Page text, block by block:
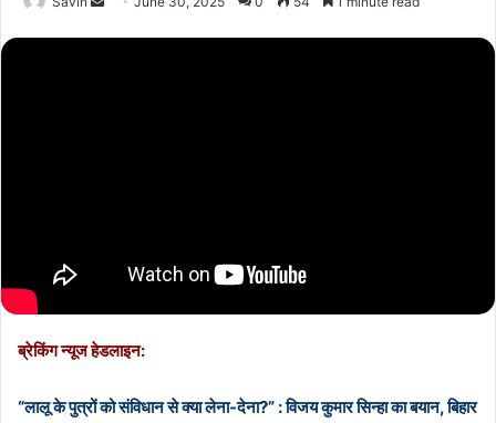
ब्रेकिंग न्यूज हेडलाइन:
“लालू के पुत्रों को संविधान से क्या लेना-देना?” : विजय कुमार सिन्हा का बयान, बिहार